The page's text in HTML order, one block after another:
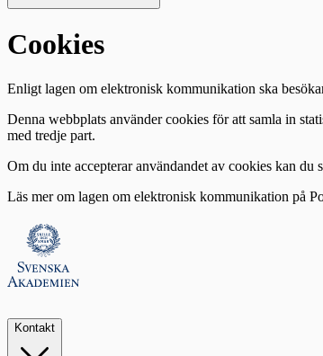
Cookies
Enligt lagen om elektronisk kommunikation ska
Denna webbplats använder cookies för att samla in
med tredje part.
Om du inte accepterar användandet av cookies kan du
Läs mer om lagen om elektronisk kommunikation på
Kontakt